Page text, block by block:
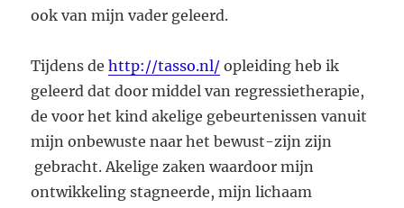
ook van mijn vader geleerd.
Tijdens dehttp://tasso.nl/ opleiding heb ik
geleerd dat door middel van regressietherapie,
de voor het kind akelige gebeurtenissen vanuit
mijn onbewuste naar het bewust-zijn zijn
gebracht. Akelige zaken waardoor mijn
ontwikkeling stagneerde, mijn lichaam